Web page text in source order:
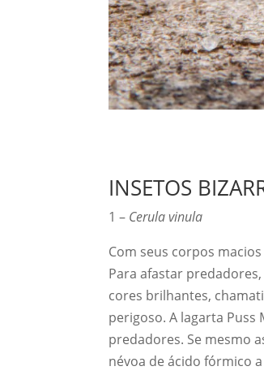
INSETOS
1 – Cerula vinula
Com seus corpos
Para afastar
cores brilhantes,
perigoso. A lagarta
predadores. Se mesmo
névoa de ácido fórmico